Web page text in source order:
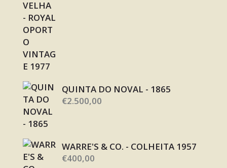
QUINTA DO NOVAL - 1865
€2.500,00
WARRE'S & CO. - COLHEITA 1957
€400,00